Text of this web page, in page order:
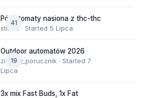
41
Półautomaty nasiona z thc-thc
stix33 · Started 5 Lipca
19
Outdoor automatów 2026
zielony_porucznik · Started 7
Lipca
3x mix Fast Buds, 1x Fat